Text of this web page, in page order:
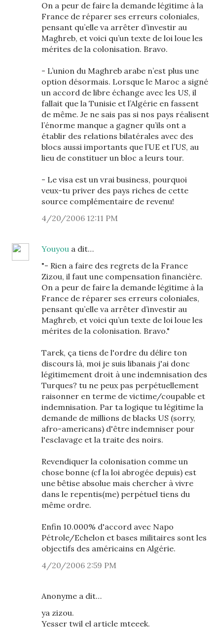
On a peur de faire la demande légitime à la
France de réparer ses erreurs coloniales,
pensant qu’elle va arrêter d’investir au
Maghreb, et voici qu’un texte de loi loue les
mérites de la colonisation. Bravo.
- L’union du Maghreb arabe n’est plus une
option désormais. Lorsque le Maroc a signé
un accord de libre échange avec les US, il
fallait que la Tunisie et l’Algérie en fassent
de même. Je ne sais pas si nos pays réalisent
l’énorme manque a gagner qu’ils ont a
établir des relations bilatérales avec des
blocs aussi importants que l’UE et l’US, au
lieu de constituer un bloc a leurs tour.
- Le visa est un vrai business, pourquoi
veux-tu priver des pays riches de cette
source complémentaire de revenu!
4/20/2006 12:11 PM
Youyou a dit…
"- Rien a faire des regrets de la France
Zizou, il faut une compensation financière.
On a peur de faire la demande légitime à la
France de réparer ses erreurs coloniales,
pensant qu’elle va arrêter d’investir au
Maghreb, et voici qu’un texte de loi loue les
mérites de la colonisation. Bravo."
Tarek, ça tiens de l'ordre du délire ton
discours là, moi je suis libanais j'ai donc
légitimement droit à une indemnisation des
Turques? tu ne peux pas perpétuellement
raisonner en terme de victime/coupable et
indemnisation. Par ta logique tu légitime la
demande de millions de blacks US (sorry,
afro-americans) d'être indemniser pour
l'esclavage et la traite des noirs.
Revendiquer la colonisation comme un
chose bonne (cf la loi abrogée depuis) est
une bêtise absolue mais chercher à vivre
dans le repentis(me) perpétuel tiens du
même ordre.
Enfin 10.000% d'accord avec Napo
Pétrole/Echelon et bases militaires sont les
objectifs des américains en Algérie.
4/20/2006 2:59 PM
Anonyme a dit…
ya zizou.
Yesser twil el article mteeek.